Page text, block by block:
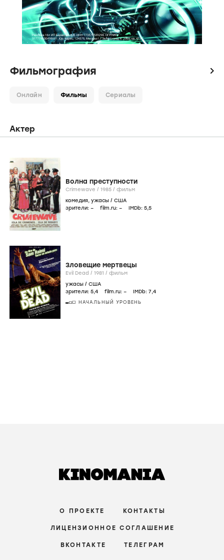
Фильмография icon
Онлайн Фильмы Сериалы
Актер
Волна преступности
Crimewave / 1985 / фильм
комедия, ужасы / США
зрители: – film.ru: – IMDb: 5,5
Зловещие мертвецы
Evil Dead / 1981 / фильм
ужасы / США
зрители: 5,4 film.ru: – IMDb: 7,4
НАЧАЛЬНЫЙ УРОВЕНЬ
О ПРОЕКТЕ КОНТАКТЫ
ЛИЦЕНЗИОННОЕ СОГЛАШЕНИЕ
ВКОНТАКТЕ ТЕЛЕГРАМ